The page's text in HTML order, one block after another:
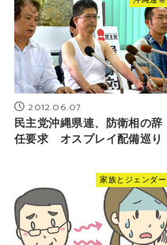
2012.06.07
民主党沖縄県連、防衛相の辞
任要求 オスプレイ配備巡り
家族とジェンダー